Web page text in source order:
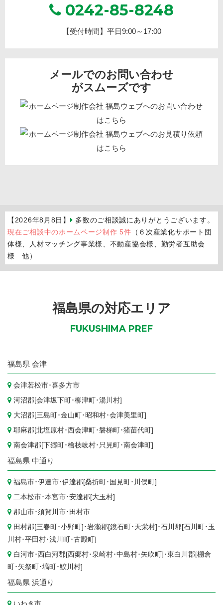
0242-85-8248
【受付時間】平日9:00～17:00
メールでのお問い合わせ
がスムーズです
【2026年8月8日】
多数のご相談誠にありがとうございます。
現在ご相談中のホームページ制作 5件 （６次産業化サポート団
体様、人材マッチング事業様、不動産協会様、勤労者互助会
様 他）
福島県の対応エリア
FUKUSHIMA PREF
福島県 会津
会津若松市･喜多方市
河沼郡[会津坂下町･柳津町･湯川村]
大沼郡[三島町･金山町･ 昭和村･会津美里町]
耶麻郡[北塩原村･西会津町･磐梯町･猪苗代町]
南会津郡[下郷町･檜枝岐村･ 只見町･南会津町]
福島県 中通り
福島市･伊達市･伊達郡[桑折町･ 国見町･ 川俣町]
二本松市･本宮市･安達郡[大玉村]
郡山市･須賀川市･ 田村市
田村郡[三春町･小野町]･岩瀬郡[鏡石町･ 天栄村]･石川郡[石川町･ 玉
川村･平田村･浅川町･古殿町]
白河市･西白河郡[西郷村･ 泉崎村･中島村･ 矢吹町]･東白川郡[棚倉
町･ 矢祭町･塙町･鮫川村]
福島県 浜通り